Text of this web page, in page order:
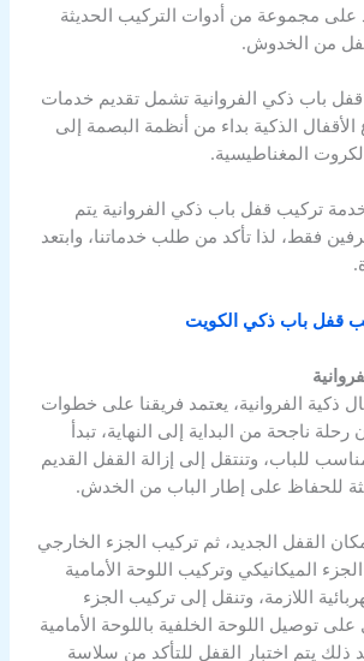
على مجموعة من أدوات التركيب الحديثة
من الخدوش.
باب ذكي الفروانية تشمل تقديم خدمات
الذكية بداء من أنظمة البصمة إلى
المغناطيسية.
تركيب قفل باب ذكي الفروانية يتم
فقط، لذا تأكد من طلب خدماتنا، وابتعد
قفل باب ذكي الكويت
ذكية الفروانية، يعتمد فريقنا على خطوات
ناجحة من البداية إلى النهاية، تبدأ
للباب، وتنتقل إلى إزالة القفل القديم
للحفاظ على إطار الباب من الخدش.
القفل الجديد، ثم تركيب الجزء الخارجي
الميكانيكي وتركيب اللوحة الأمامية
اللازمة، وتنقل إلى تركيب الجزء
توصيل اللوحة الخلفية باللوحة الأمامية
ذلك يتم اختبار القفل للتأكد من سلاسة